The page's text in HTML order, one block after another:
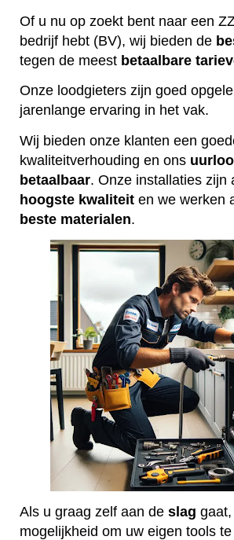
Of u nu op zoekt bent naar een
bedrijf hebt (BV), wij bieden de
tegen de meest betaalbare
Onze loodgieters zijn goed
jarenlange ervaring in het vak.
Wij bieden onze klanten een
kwaliteitverhouding en ons
betaalbaar. Onze installaties zijn
hoogste kwaliteit en we werken
beste materialen.
Als u graag zelf aan de slag
mogelijkheid om uw eigen tools